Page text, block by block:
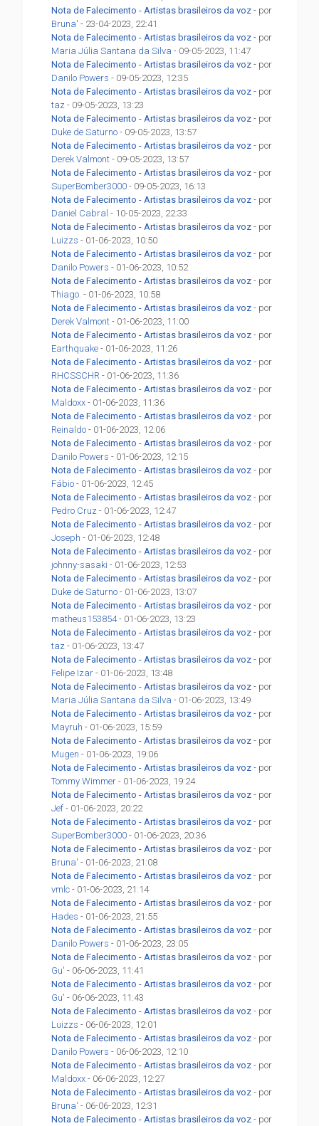
Nota de Falecimento - Artistas brasileiros da voz - por
Bruna' - 23-04-2023, 22:41
Nota de Falecimento - Artistas brasileiros da voz - por
Maria Júlia Santana da Silva - 09-05-2023, 11:47
Nota de Falecimento - Artistas brasileiros da voz - por
Danilo Powers - 09-05-2023, 12:35
Nota de Falecimento - Artistas brasileiros da voz - por
taz - 09-05-2023, 13:23
Nota de Falecimento - Artistas brasileiros da voz - por
Duke de Saturno - 09-05-2023, 13:57
Nota de Falecimento - Artistas brasileiros da voz - por
Derek Valmont - 09-05-2023, 13:57
Nota de Falecimento - Artistas brasileiros da voz - por
SuperBomber3000 - 09-05-2023, 16:13
Nota de Falecimento - Artistas brasileiros da voz - por
Daniel Cabral - 10-05-2023, 22:33
Nota de Falecimento - Artistas brasileiros da voz - por
Luizzs - 01-06-2023, 10:50
Nota de Falecimento - Artistas brasileiros da voz - por
Danilo Powers - 01-06-2023, 10:52
Nota de Falecimento - Artistas brasileiros da voz - por
Thiago. - 01-06-2023, 10:58
Nota de Falecimento - Artistas brasileiros da voz - por
Derek Valmont - 01-06-2023, 11:00
Nota de Falecimento - Artistas brasileiros da voz - por
Earthquake - 01-06-2023, 11:26
Nota de Falecimento - Artistas brasileiros da voz - por
RHCSSCHR - 01-06-2023, 11:36
Nota de Falecimento - Artistas brasileiros da voz - por
Maldoxx - 01-06-2023, 11:36
Nota de Falecimento - Artistas brasileiros da voz - por
Reinaldo - 01-06-2023, 12:06
Nota de Falecimento - Artistas brasileiros da voz - por
Danilo Powers - 01-06-2023, 12:15
Nota de Falecimento - Artistas brasileiros da voz - por
Fábio - 01-06-2023, 12:45
Nota de Falecimento - Artistas brasileiros da voz - por
Pedro Cruz - 01-06-2023, 12:47
Nota de Falecimento - Artistas brasileiros da voz - por
Joseph - 01-06-2023, 12:48
Nota de Falecimento - Artistas brasileiros da voz - por
johnny-sasaki - 01-06-2023, 12:53
Nota de Falecimento - Artistas brasileiros da voz - por
Duke de Saturno - 01-06-2023, 13:07
Nota de Falecimento - Artistas brasileiros da voz - por
matheus153854- 01-06-2023, 13:23
Nota de Falecimento - Artistas brasileiros da voz - por
taz - 01-06-2023, 13:47
Nota de Falecimento - Artistas brasileiros da voz - por
Felipe Izar - 01-06-2023, 13:48
Nota de Falecimento - Artistas brasileiros da voz - por
Maria Júlia Santana da Silva - 01-06-2023, 13:49
Nota de Falecimento - Artistas brasileiros da voz - por
Mayruh - 01-06-2023, 15:59
Nota de Falecimento - Artistas brasileiros da voz - por
Mugen - 01-06-2023, 19:06
Nota de Falecimento - Artistas brasileiros da voz - por
Tommy Wimmer - 01-06-2023, 19:24
Nota de Falecimento - Artistas brasileiros da voz - por
Jef - 01-06-2023, 20:22
Nota de Falecimento - Artistas brasileiros da voz - por
SuperBomber3000 - 01-06-2023, 20:36
Nota de Falecimento - Artistas brasileiros da voz - por
Bruna' - 01-06-2023, 21:08
Nota de Falecimento - Artistas brasileiros da voz - por
vmlc - 01-06-2023, 21:14
Nota de Falecimento - Artistas brasileiros da voz - por
Hades - 01-06-2023, 21:55
Nota de Falecimento - Artistas brasileiros da voz - por
Danilo Powers - 01-06-2023, 23:05
Nota de Falecimento - Artistas brasileiros da voz - por
Gu' - 06-06-2023, 11:41
Nota de Falecimento - Artistas brasileiros da voz - por
Gu' - 06-06-2023, 11:43
Nota de Falecimento - Artistas brasileiros da voz - por
Luizzs - 06-06-2023, 12:01
Nota de Falecimento - Artistas brasileiros da voz - por
Danilo Powers - 06-06-2023, 12:10
Nota de Falecimento - Artistas brasileiros da voz - por
Maldoxx - 06-06-2023, 12:27
Nota de Falecimento - Artistas brasileiros da voz - por
Bruna' - 06-06-2023, 12:31
Nota de Falecimento - Artistas brasileiros da voz - por